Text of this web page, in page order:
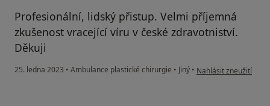
Profesionální, lidský přistup. Velmi příjemná
zkušenost vracející víru v české zdravotniství.
Děkuji
25. ledna 2023 • Ambulance plastické chirurgie • Jiný • podle názoru
Nahlásit zneužití